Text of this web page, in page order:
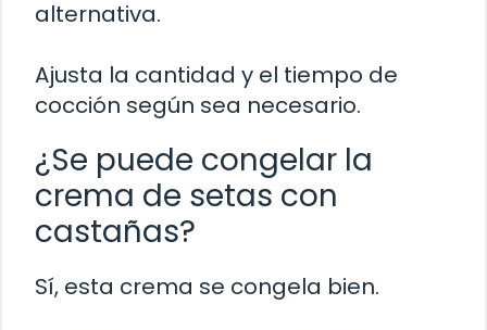
alternativa.
Ajusta la cantidad y el tiempo de
cocción según sea necesario.
¿Se puede congelar la
crema de setas con
castañas?
Sí, esta crema se congela bien.